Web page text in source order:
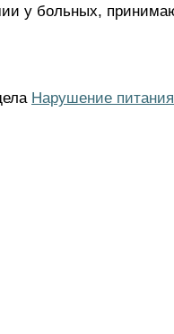
у больных,
Нарушение